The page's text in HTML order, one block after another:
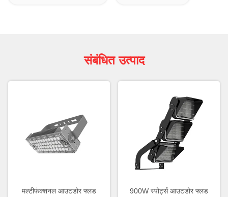
संबंधित उत्पाद
मल्टीफंक्शनल आउटडोर फ्लड
900W स्पोर्ट्स आउटडोर फ्लड